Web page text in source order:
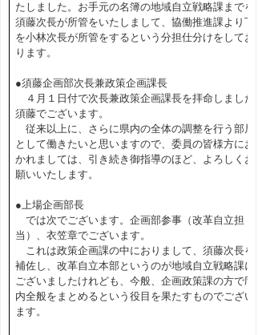
たしました。お手元の名簿の地域自立戦略課までを
須藤次長が所管をいたしまして、協働推進課より下
を小林次長が所管をするという分担仕分けをしてお
ります。
●須藤企画部次長兼政策企画課長
４月１日付で次長兼政策企画課長を拝命しました
須藤でございます。
従来以上に、さらに県内の全体の調整を行う部局
として働きたいと思いますので、委員の皆様方にお
かれましては、引き続き御指導のほど、よろしくお
願いいたします。
●上場企画部長
では次でございます。企画部参事（改革自立担
当）、衣笠章でございます。
これは政策企画課の中におりまして、須藤次長を
補佐し、改革自立本部というのが地域自立戦略課に
ございましたけれども、今般、企画政策課の方で庁
内全般をまとめるという役目を果たすものでござい
ます。